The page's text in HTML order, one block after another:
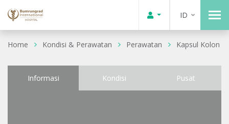
ID
Home Kondisi & Perawatan Perawatan Kapsul Kolon
Informasi Kondisi Pusat